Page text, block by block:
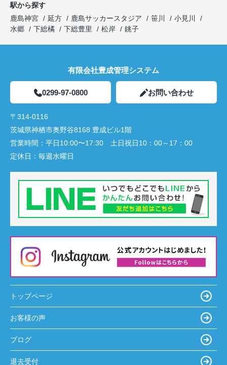
駅から探す
鹿島神宮
延方 鹿島サッカースタジア 笹川
小見川
水郷
下総橘 下総豊里 松岸 銚子
有限会社豊成管理システム
0299-97-0800 お問い合わせ
〒314-0116
茨城県神栖市奥野谷8168 豊成ビル1階
営業時間： 平日10:00〜17:30 土日祝日10：00～17：00
定休日： 毎週水曜日
トップページ
お客様の声
ブログ
退去受付